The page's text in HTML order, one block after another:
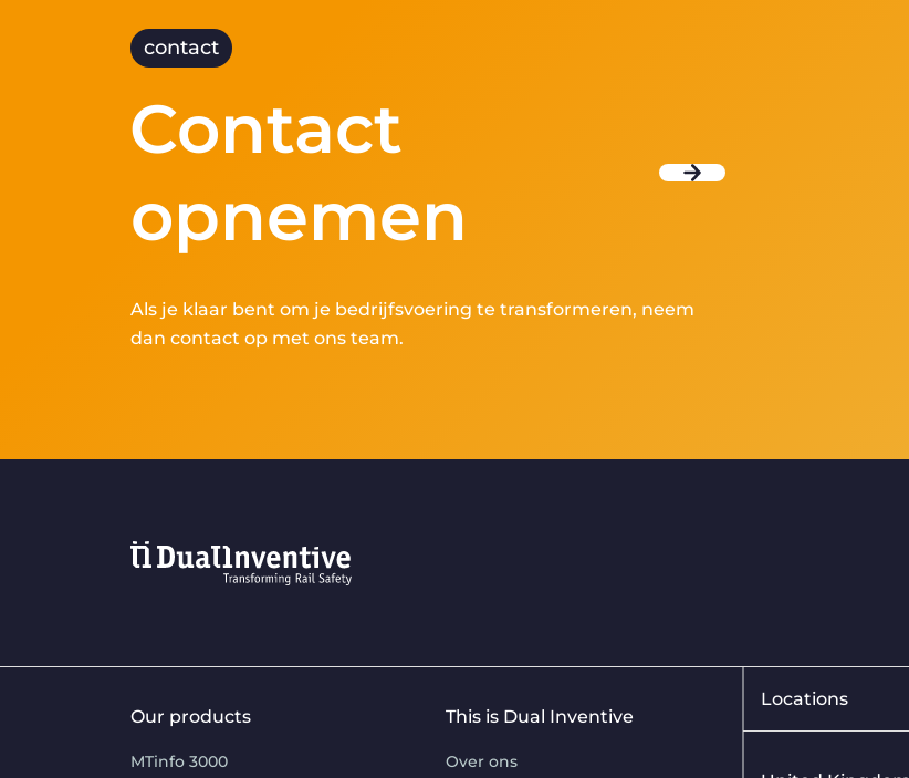
contact
Contact
opnemen
Als je klaar bent om je bedrijfsvoering te transformeren, neem
dan contact op met ons team.
Our products
MTinfo 3000
This is Dual Inventive
Over ons
Locations